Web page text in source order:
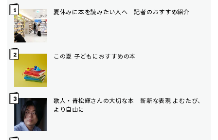
夏休みに本を読みたい人へ 記者のおすすめ紹介
この夏 子どもにおすすめの本
歌人・青松輝さんの大切な本 斬新な表現 よむたび、
より自由に